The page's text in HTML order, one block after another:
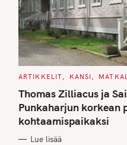
C
T
E
G
O
R
I
S
ARTIKKELIT KANSI
Thomas Zilliacus ja
Punkaharjun korkean
kohtaamispaikaksi
Lue lisää